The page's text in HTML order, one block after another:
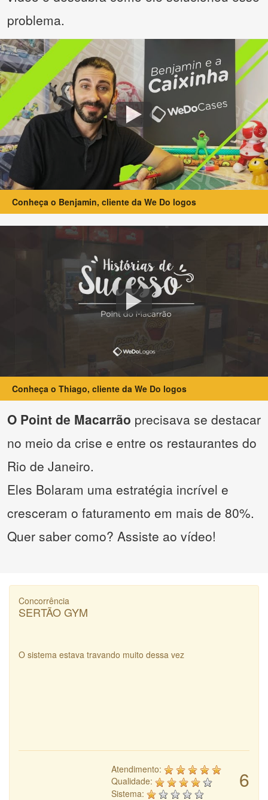
problema.
Conheça o Benjamin, cliente da We Do logos
Conheça o Thiago, cliente da We Do logos
O Point de Macarrão precisava se destacar
no meio da crise e entre os restaurantes do
Rio de Janeiro.
Eles Bolaram uma estratégia incrível e
cresceram o faturamento em mais de 80%.
Quer saber como? Assiste ao vídeo!
Concorrência
SERTÃO GYM
O sistema estava travando muito dessa vez
6
Atendimento:
Qualidade:
Sistema: